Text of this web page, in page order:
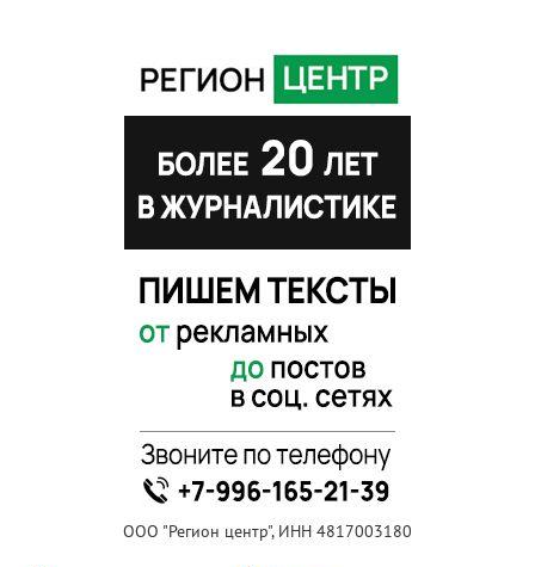
ООО "Регион центр", ИНН 4817003180